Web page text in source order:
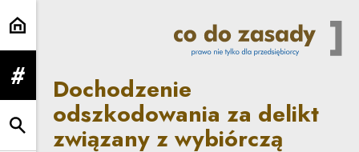
Dochodzenie odszkodowania za
rozwiń menu
rozwiń wyszukiwarkę
Dochodzenie
odszkodowania za delikt
związany z wybiórczą